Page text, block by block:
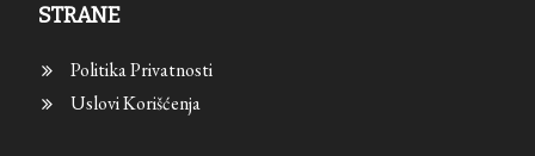
STRANE
Politika Privatnosti
Uslovi Korišćenja